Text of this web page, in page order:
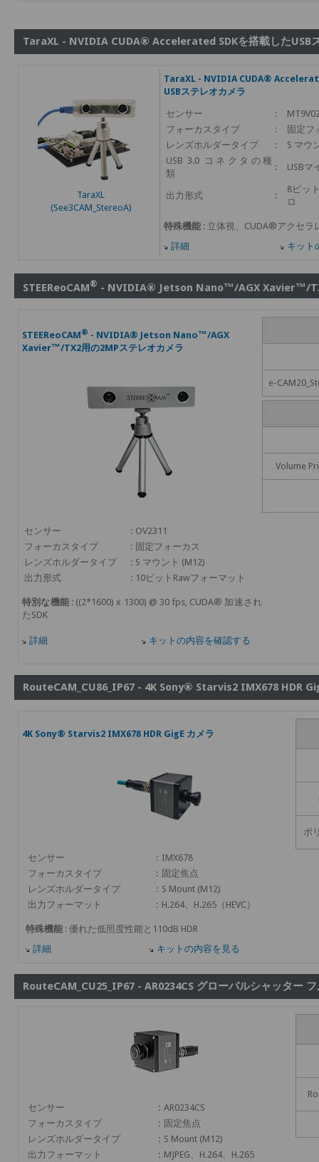
TaraXL - NVIDIA CUDA® Accelerated SDKを搭載したUSB
TaraXL
(See3CAM_StereoA)
TaraXL - NVIDIA CUDA®
USBステレオカメラ
センサー :
フォーカスタイプ
:
固定フ
レンズホルダータイプ
:
S マウ
USB 3.0 コネクタの種
類
: USBマ
出力形式 :
8ビッ
ロ
特殊機能 : 立体視、CUDA®アクセラ
詳細
キット
STEEReoCAM® - NVIDIA® Jetson Nano™/AGX Xavier™/
STEEReoCAM® - NVIDIA® Jetson Nano™/AGX
Xavier™/TX2用の2MPステレオカメラ
センサー : OV2311
フォーカスタイプ
: 固定フォーカス
レンズホルダータイプ
: S マウント (M12)
出力形式
: 10ビットRawフォーマット
特別な機能: ((2*1600) x 1300) @ 30 fps, CUDA® 加速され
たSDK
詳細 キットの内容を確認する
e-
Volume
RouteCAM_CU86_IP67 - 4K Sony® Starvis2 IMX678 HDR
4K Sony® Starvis2 IMX678 HDR GigE カメラ
センサー : IMX678
フォーカスタイプ
: 固定焦点
レンズホルダータイプ
: S Mount (M12)
出力フォーマット
: H.264、H.265（HEVC）
特殊機能 : 優れた低照度性能と110dB HDR
詳細
キットの内容を見る
ボ
RouteCAM_CU25_IP67 - AR0234CS グローバルシャッター
センサー : AR0234CS
フォーカスタイプ
: 固定焦点
レンズホルダータイプ
: S Mount (M12)
出力フォーマット
: MJPEG、H.264、H.265